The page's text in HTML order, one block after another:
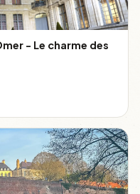
- Le charme des